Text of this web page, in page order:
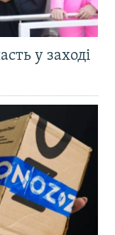
у заході